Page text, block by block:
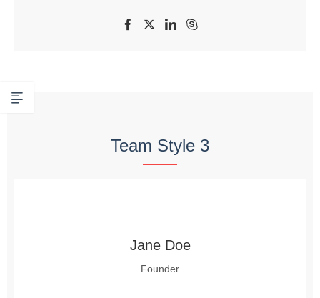
Team Style 3
Jane Doe
Founder